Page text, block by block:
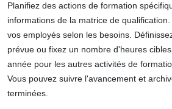
Planifiez des actions de formation
informations de la matrice de
vos employés selon les besoins.
prévue ou fixez un nombre d'heures
année pour les autres activités de
Vous pouvez suivre l'avancement et
terminées.